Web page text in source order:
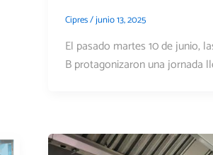
Cipres/junio 13, 2025
El pasado martes 10 de junio,
B protagonizaron una jornada